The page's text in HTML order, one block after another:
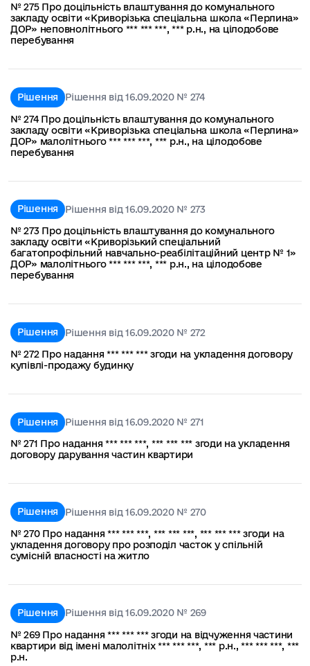
№ 275 Про доцільність влаштування до комунального
закладу освіти «Криворізька спеціальна школа «Перлина»
ДОР» неповнолітнього *** *** ***, *** р.н., на цілодобове
перебування
Рішення
Рішення від 16.09.2020 № 274
№ 274 Про доцільність влаштування до комунального
закладу освіти «Криворізька спеціальна школа «Перлина»
ДОР» малолітнього *** *** ***, *** р.н., на цілодобове
перебування
Рішення
Рішення від 16.09.2020 № 273
№ 273 Про доцільність влаштування до комунального
закладу освіти «Криворізький спеціальний
багатопрофільний навчально-реабілітаційний центр № 1»
ДОР» малолітнього *** *** ***, *** р.н., на цілодобове
перебування
Рішення
Рішення від 16.09.2020 № 272
№ 272 Про надання *** *** *** згоди на укладення договору
купівлі-продажу будинку
Рішення
Рішення від 16.09.2020 № 271
№ 271 Про надання *** *** ***, *** *** *** згоди на укладення
договору дарування частин квартири
Рішення
Рішення від 16.09.2020 № 270
№ 270 Про надання *** *** ***, *** *** ***, *** *** *** згоди на
укладення договору про розподіл часток у спільній
сумісній власності на житло
Рішення
Рішення від 16.09.2020 № 269
№ 269 Про надання *** *** *** згоди на відчуження частини
квартири від імені малолітніх *** *** ***, *** р.н., *** *** ***, ***
р.н.